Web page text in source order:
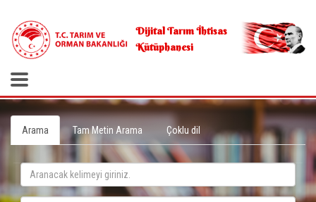
Dijital Tarım İhtisas
Kütüphanesi
Arama Tam Metin Arama Çoklu dil